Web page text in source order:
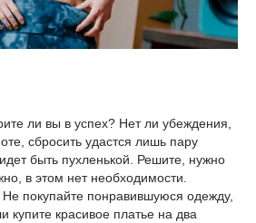
ли вы в успех? Нет ли убеждения,
сбросить удастся лишь пару
быть пухленькой. Решите, нужно
в этом нет необходимости.
Не покупайте понравившуюся одежду,
купите красивое платье на два